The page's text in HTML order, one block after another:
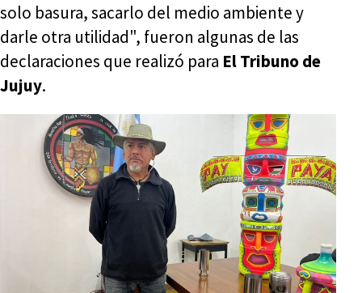
solo basura, sacarlo del medio ambiente y
darle otra utilidad", fueron algunas de las
declaraciones que realizó para El Tribuno de
Jujuy.